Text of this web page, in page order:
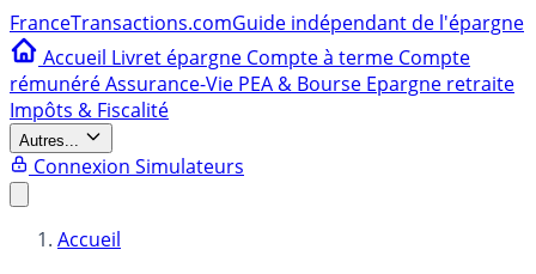
FranceTransactions.comGuide indépendant de l'épargne
Accueil Livret épargne Compte à terme Compte
rémunéréAssurance-Vie PEA & Bourse Epargne retraite
Impôts & Fiscalité
Autres...
Connexion Simulateurs
Accueil